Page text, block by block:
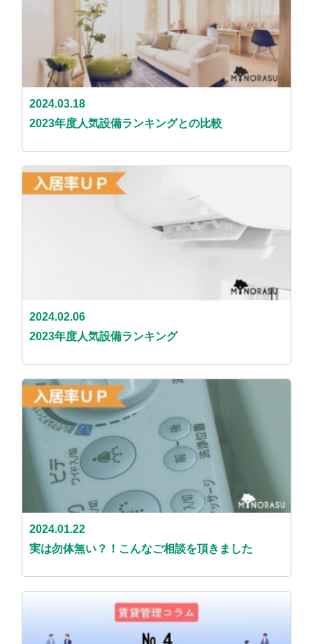
2024.03.18
2023年度人気設備ランキングとの比較
2024.02.06
2023年度人気設備ランキング
2024.01.22
実は勿体無い？！こんなご相談を頂きました